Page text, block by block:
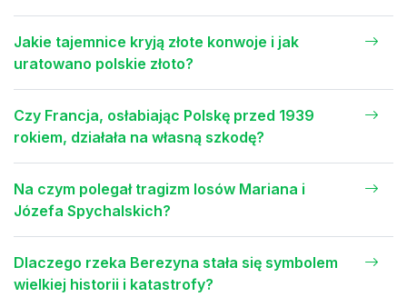
Jakie tajemnice kryją złote konwoje i jak
uratowano polskie złoto?
Czy Francja, osłabiając Polskę przed 1939
rokiem, działała na własną szkodę?
Na czym polegał tragizm losów Mariana i
Józefa Spychalskich?
Dlaczego rzeka Berezyna stała się symbolem
wielkiej historii i katastrofy?